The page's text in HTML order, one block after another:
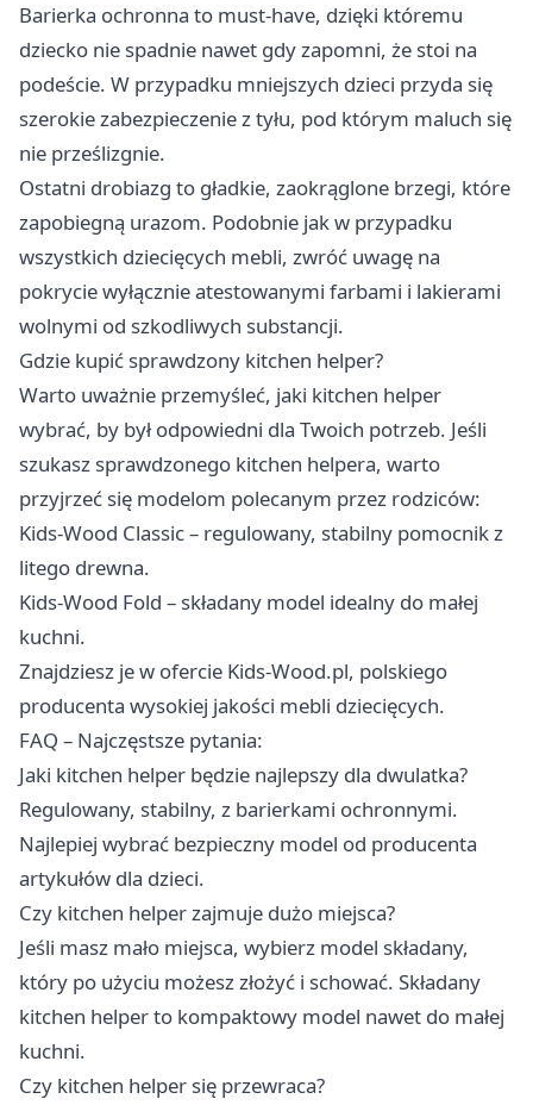
Barierka ochronna to must-have, dzięki któremu
dziecko nie spadnie nawet gdy zapomni, że stoi na
podeście. W przypadku mniejszych dzieci przyda się
szerokie zabezpieczenie z tyłu, pod którym maluch się
nie prześlizgnie.
Ostatni drobiazg to gładkie, zaokrąglone brzegi, które
zapobiegną urazom. Podobnie jak w przypadku
wszystkich dziecięcych mebli, zwróć uwagę na
pokrycie wyłącznie atestowanymi farbami i lakierami
wolnymi od szkodliwych substancji.
Gdzie kupić sprawdzony kitchen helper?
Warto uważnie przemyśleć, jaki kitchen helper
wybrać, by był odpowiedni dla Twoich potrzeb. Jeśli
szukasz sprawdzonego kitchen helpera, warto
przyjrzeć się modelom polecanym przez rodziców:
Kids-Wood Classic – regulowany, stabilny pomocnik z
litego drewna.
Kids-Wood Fold – składany model idealny do małej
kuchni.
Znajdziesz je w ofercie Kids-Wood.pl, polskiego
producenta wysokiej jakości mebli dziecięcych.
FAQ – Najczęstsze pytania:
Jaki kitchen helper będzie najlepszy dla dwulatka?
Regulowany, stabilny, z barierkami ochronnymi.
Najlepiej wybrać bezpieczny model od producenta
artykułów dla dzieci.
Czy kitchen helper zajmuje dużo miejsca?
Jeśli masz mało miejsca, wybierz model składany,
który po użyciu możesz złożyć i schować. Składany
kitchen helper to kompaktowy model nawet do małej
kuchni.
Czy kitchen helper się przewraca?